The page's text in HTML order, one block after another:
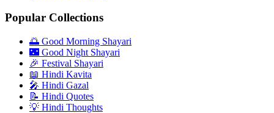
Popular Collections
🌅 Good Morning Shayari
🌃 Good Night Shayari
🎉 Festival Shayari
📖 Hindi Kavita
🎤 Hindi Gazal
📝 Hindi Quotes
💡 Hindi Thoughts